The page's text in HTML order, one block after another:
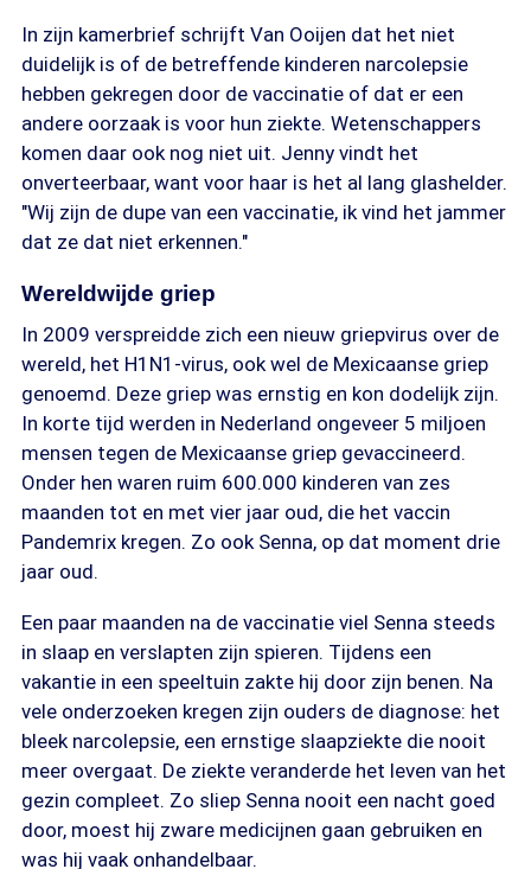
In zijn kamerbrief schrijft Van Ooijen dat het niet
duidelijk is of de betreffende kinderen narcolepsie
hebben gekregen door de vaccinatie of dat er een
andere oorzaak is voor hun ziekte. Wetenschappers
komen daar ook nog niet uit. Jenny vindt het
onverteerbaar, want voor haar is het al lang glashelder.
"Wij zijn de dupe van een vaccinatie, ik vind het jammer
dat ze dat niet erkennen."
Wereldwijde griep
In 2009 verspreidde zich een nieuw griepvirus over de
wereld, het H1N1-virus, ook wel de Mexicaanse griep
genoemd. Deze griep was ernstig en kon dodelijk zijn.
In korte tijd werden in Nederland ongeveer 5 miljoen
mensen tegen de Mexicaanse griep gevaccineerd.
Onder hen waren ruim 600.000 kinderen van zes
maanden tot en met vier jaar oud, die het vaccin
Pandemrix kregen. Zo ook Senna, op dat moment drie
jaar oud.
Een paar maanden na de vaccinatie viel Senna steeds
in slaap en verslapten zijn spieren. Tijdens een
vakantie in een speeltuin zakte hij door zijn benen. Na
vele onderzoeken kregen zijn ouders de diagnose: het
bleek narcolepsie, een ernstige slaapziekte die nooit
meer overgaat. De ziekte veranderde het leven van het
gezin compleet. Zo sliep Senna nooit een nacht goed
door, moest hij zware medicijnen gaan gebruiken en
was hij vaak onhandelbaar.